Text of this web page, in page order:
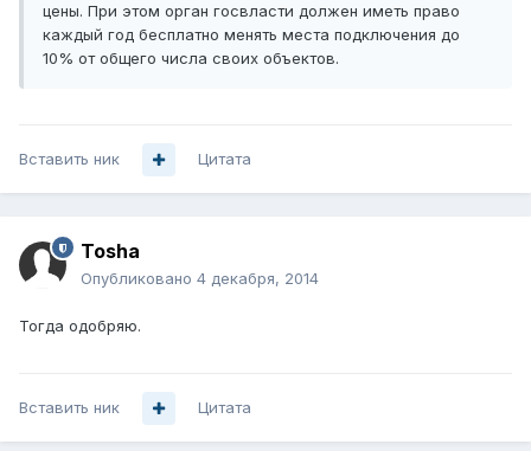
цены. При этом орган госвласти должен иметь право
каждый год бесплатно менять места подключения до
10% от общего числа своих объектов.
Вставить ник Цитата
Tosha
Опубликовано 4 декабря, 2014
Тогда одобряю.
Вставить ник Цитата